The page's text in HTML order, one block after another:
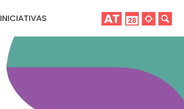
INICIATIVAS